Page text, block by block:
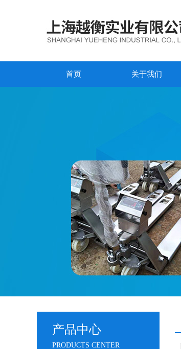
首页 关于我们
产品中心
PRODUCTS CENTER